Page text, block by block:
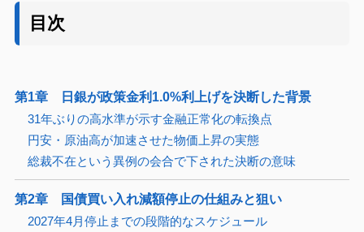
目次
第1章 日銀が政策金利1.0%利上げを決断した背景
31年ぶりの高水準が示す金融正常化の転換点
円安・原油高が加速させた物価上昇の実態
総裁不在という異例の会合で下された決断の意味
第2章 国債買い入れ減額停止の仕組みと狙い
2027年4月停止までの段階的なスケジュール